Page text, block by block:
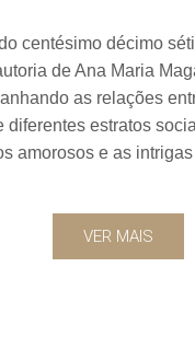
centésimo décimo
de Ana Maria
as relações
diferentes estratos
amorosos e as
VER MAIS